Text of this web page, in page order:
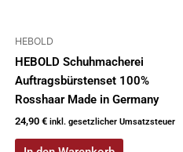
HEBOLD
HEBOLD Schuhmacherei
Auftragsbürstenset 100%
Rosshaar Made in Germany
24,90 € inkl. gesetzlicher Umsatzsteuer